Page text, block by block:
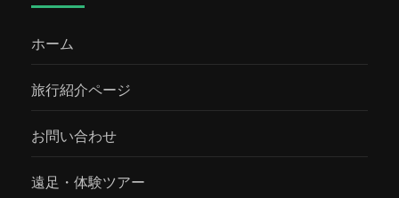
段があり上にも上れる！ ●西カリマンタン州
博物館1974年に建てられた西カリマンタン州
博物館。西カリマンタンにまつわる文化財は
もちろん、ポンティアナックとつながりが深
い中国やベトナム、日本などに関わりがある
展示物も収蔵されています。 ●アロエベラセ
ンター アロエ栽培技術などの研究所。ポン
ティアナックの気候はアロエ栽培に向いてい
ホーム
旅行紹介ページ
お問い合わせ
遠足・体験ツアー